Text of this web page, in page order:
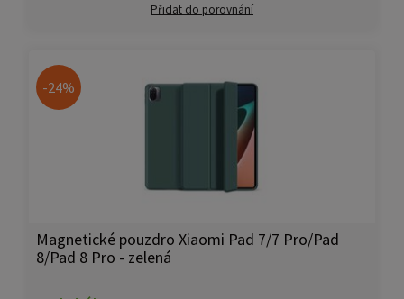
Přidat do porovnání
-24%
Magnetické pouzdro Xiaomi Pad 7/7 Pro/Pad
8/Pad 8 Pro - zelená